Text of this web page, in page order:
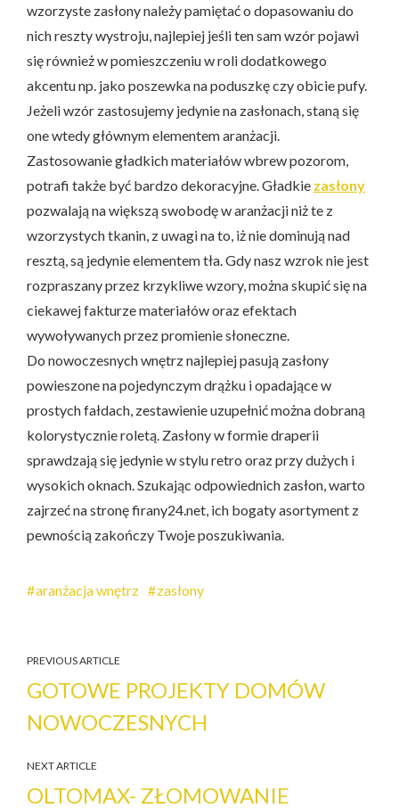
wzorzyste zasłony należy pamiętać o dopasowaniu do
nich reszty wystroju, najlepiej jeśli ten sam wzór pojawi
się również w pomieszczeniu w roli dodatkowego
akcentu np. jako poszewka na poduszkę czy obicie pufy.
Jeżeli wzór zastosujemy jedynie na zasłonach, staną się
one wtedy głównym elementem aranżacji.
Zastosowanie gładkich materiałów wbrew pozorom,
potrafi także być bardzo dekoracyjne. Gładkie zasłony
pozwalają na większą swobodę w aranżacji niż te z
wzorzystych tkanin, z uwagi na to, iż nie dominują nad
resztą, są jedynie elementem tła. Gdy nasz wzrok nie jest
rozpraszany przez krzykliwe wzory, można skupić się na
ciekawej fakturze materiałów oraz efektach
wywoływanych przez promienie słoneczne.
Do nowoczesnych wnętrz najlepiej pasują zasłony
powieszone na pojedynczym drążku i opadające w
prostych fałdach, zestawienie uzupełnić można dobraną
kolorystycznie roletą. Zasłony w formie draperii
sprawdzają się jedynie w stylu retro oraz przy dużych i
wysokich oknach. Szukając odpowiednich zasłon, warto
zajrzeć na stronę firany24.net, ich bogaty asortyment z
pewnością zakończy Twoje poszukiwania.
aranżacja wnętrz zasłony
PREVIOUS ARTICLE
GOTOWE PROJEKTY DOMÓW
NOWOCZESNYCH
NEXT ARTICLE
OLTOMAX- ZŁOMOWANIE